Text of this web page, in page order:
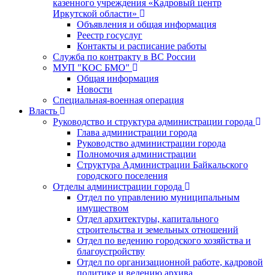
казенного учреждения «Кадровый центр
Иркутской области»
Объявления и общая информация
Реестр госуслуг
Контакты и расписание работы
Служба по контракту в ВС России
МУП "КОС БМО"
Общая информация
Новости
Специальная-военная операция
Власть
Руководство и структура администрации города
Глава администрации города
Руководство администрации города
Полномочия администрации
Структура Администрации Байкальского
городского поселения
Отделы администрации города
Отдел по управлению муниципальным
имуществом
Отдел архитектуры, капитального
строительства и земельных отношений
Отдел по ведению городского хозяйства и
благоустройству
Отдел по организационной работе, кадровой
политике и ведению архива